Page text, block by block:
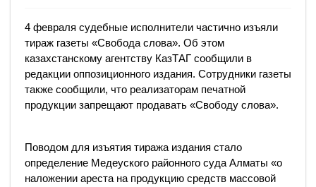
4 февраля судебные исполнители частично изъяли
тираж газеты «Свобода слова». Об этом
казахстанскому агентству КазТАГ сообщили в
редакции оппозиционного издания. Сотрудники газеты
также сообщили, что реализаторам печатной
продукции запрещают продавать «Свободу слова».
Поводом для изъятия тиража издания стало
определение Медеуского районного суда Алматы «о
наложении ареста на продукцию средств массовой